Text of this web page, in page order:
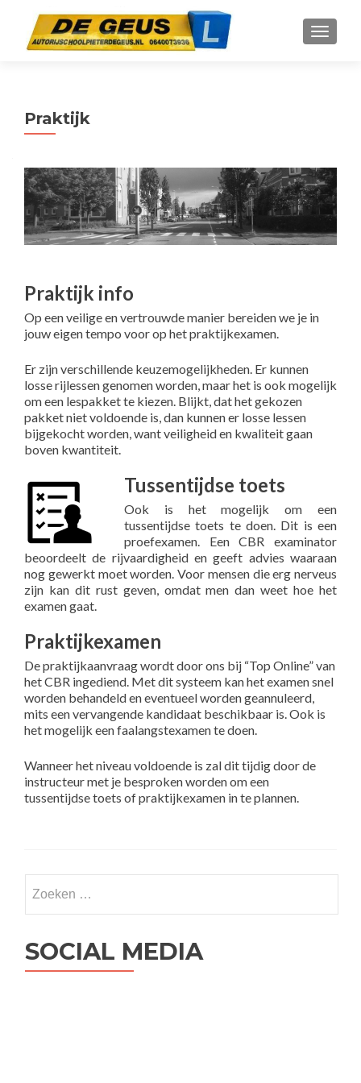
Praktijk
Praktijk info
Op een veilige en vertrouwde manier bereiden we je in
jouw eigen tempo voor op het praktijkexamen.
Er zijn verschillende keuzemogelijkheden. Er kunnen
losse rijlessen genomen worden, maar het is ook mogelijk
om een lespakket te kiezen. Blijkt, dat het gekozen
pakket niet voldoende is, dan kunnen er losse lessen
bijgekocht worden, want veiligheid en kwaliteit gaan
boven kwantiteit.
Tussentijdse toets
Ook is het mogelijk om een
tussentijdse toets te doen. Dit is een
proefexamen. Een CBR examinator
beoordeelt de rijvaardigheid en geeft advies waaraan
nog gewerkt moet worden. Voor mensen die erg nerveus
zijn kan dit rust geven, omdat men dan weet hoe het
examen gaat.
Praktijkexamen
De praktijkaanvraag wordt door ons bij “Top Online” van
het CBR ingediend. Met dit systeem kan het examen snel
worden behandeld en eventueel worden geannuleerd,
mits een vervangende kandidaat beschikbaar is. Ook is
het mogelijk een faalangstexamen te doen.
Wanneer het niveau voldoende is zal dit tijdig door de
instructeur met je besproken worden om een
tussentijdse toets of praktijkexamen in te plannen.
naar:
SOCIAL MEDIA